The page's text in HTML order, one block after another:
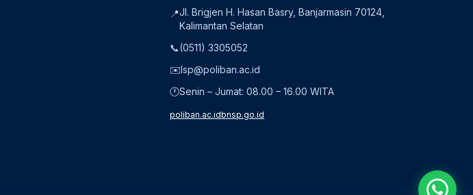
📍Jl. Brigjen H. Hasan Basry, Banjarmasin 70124,
Kalimantan Selatan
📞(0511) 3305052
✉️lsp@poliban.ac.id
🕐Senin – Jumat: 08.00 – 16.00 WITA
poliban.ac.idbnsp.go.id